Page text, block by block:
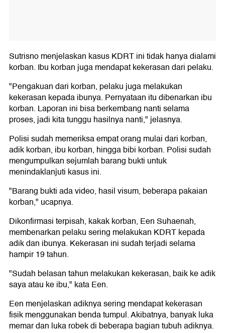
Sutrisno menjelaskan kasus KDRT ini tidak hanya dialami
korban. Ibu korban juga mendapat kekerasan dari pelaku.
"Pengakuan dari korban, pelaku juga melakukan
kekerasan kepada ibunya. Pernyataan itu dibenarkan ibu
korban. Laporan ini bisa berkembang nanti selama
proses, jadi kita tunggu hasilnya nanti," jelasnya.
Polisi sudah memeriksa empat orang mulai dari korban,
adik korban, ibu korban, hingga bibi korban. Polisi sudah
mengumpulkan sejumlah barang bukti untuk
menindaklanjuti kasus ini.
"Barang bukti ada video, hasil visum, beberapa pakaian
korban," ucapnya.
Dikonfirmasi terpisah, kakak korban, Een Suhaenah,
membenarkan pelaku sering melakukan KDRT kepada
adik dan ibunya. Kekerasan ini sudah terjadi selama
hampir 19 tahun.
"Sudah belasan tahun melakukan kekerasan, baik ke adik
saya atau ke ibu," kata Een.
Een menjelaskan adiknya sering mendapat kekerasan
fisik menggunakan benda tumpul. Akibatnya, banyak luka
memar dan luka robek di beberapa bagian tubuh adiknya.